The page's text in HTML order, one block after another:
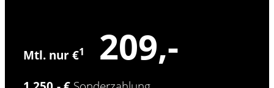
Mtl. nur €1 209,-